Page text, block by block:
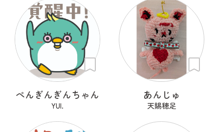
ぺんぎんぎんちゃん
YUI.
あんじゅ
天賜穂足